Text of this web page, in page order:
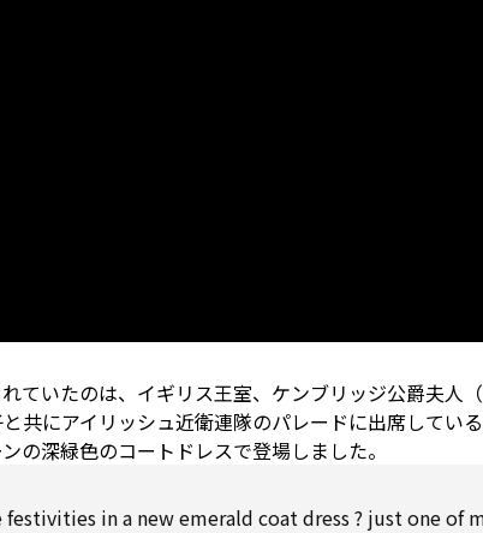
ていたのは、イギリス王室、ケンブリッジ公爵夫人
共にアイリッシュ近衛連隊のパレードに出席してい
の深緑色のコートドレスで登場しました。
in a new emerald coat dress ? just one of